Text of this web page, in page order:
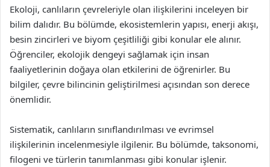
Ekoloji, canlıların çevreleriyle olan ilişkilerini inceleyen bir
bilim dalıdır. Bu bölümde, ekosistemlerin yapısı, enerji akışı,
besin zincirleri ve biyom çeşitliliği gibi konular ele alınır.
Öğrenciler, ekolojik dengeyi sağlamak için insan
faaliyetlerinin doğaya olan etkilerini de öğrenirler. Bu
bilgiler, çevre bilincinin geliştirilmesi açısından son derece
önemlidir.
Sistematik, canlıların sınıflandırılması ve evrimsel
ilişkilerinin incelenmesiyle ilgilenir. Bu bölümde, taksonomi,
filogeni ve türlerin tanımlanması gibi konular işlenir.